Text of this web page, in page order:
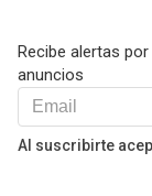
Recibe alertas
anuncios
Al suscribirte
Ayuda
Preguntas
Nuestros Partners
Libro de